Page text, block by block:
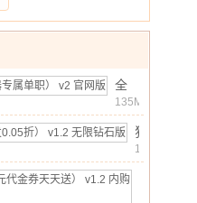
全
能
斗
士
（荒
古
135MB
中
文
10.00
狂
暴
1MB
中